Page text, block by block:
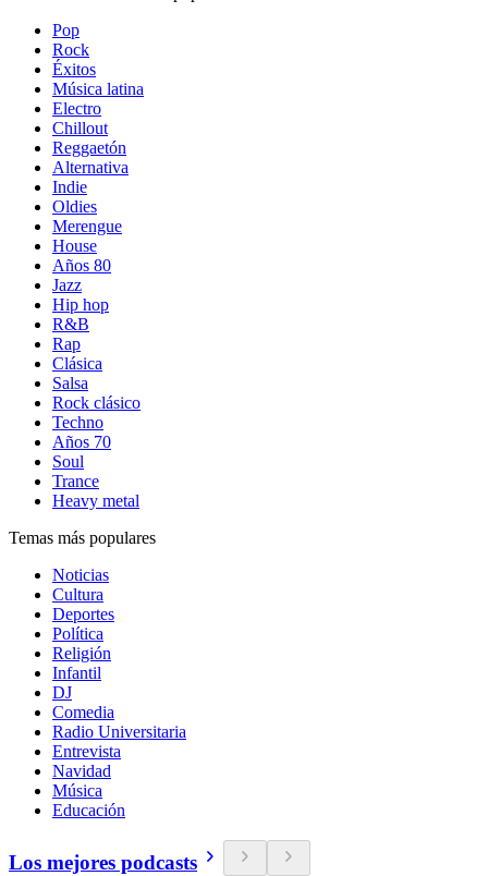
Pop
Rock
Éxitos
Música latina
Electro
Chillout
Reggaetón
Alternativa
Indie
Oldies
Merengue
House
Años 80
Jazz
Hip hop
R&B
Rap
Clásica
Salsa
Rock clásico
Techno
Años 70
Soul
Trance
Heavy metal
Temas más populares
Noticias
Cultura
Deportes
Política
Religión
Infantil
DJ
Comedia
Radio Universitaria
Entrevista
Navidad
Música
Educación
Los mejores podcasts